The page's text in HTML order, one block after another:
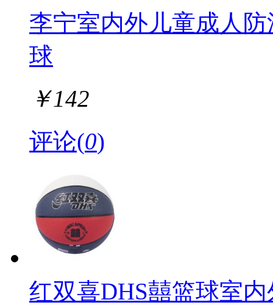
李宁室内外儿童成人
球
￥142
评论(0)
红双喜DHS囍篮球室